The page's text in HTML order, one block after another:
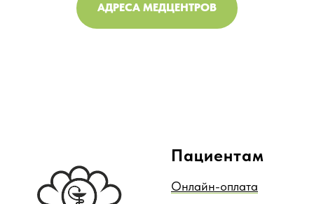
АДРЕСА МЕДЦЕНТРОВ
Пациентам
Онлайн-оплата